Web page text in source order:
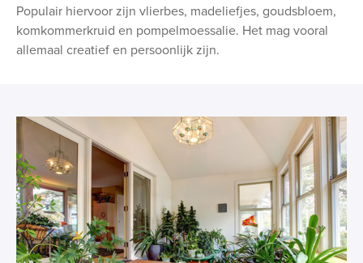
Populair hiervoor zijn vlierbes, madeliefjes, goudsbloem,
komkommerkruid en pompelmoessalie. Het mag vooral
allemaal creatief en persoonlijk zijn.